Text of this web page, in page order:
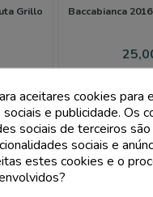
Grillo Baccabianca
-5%
aceitares cookies para
e publicidade. Os
sociais de terceiros
sociais e
estes cookies e o